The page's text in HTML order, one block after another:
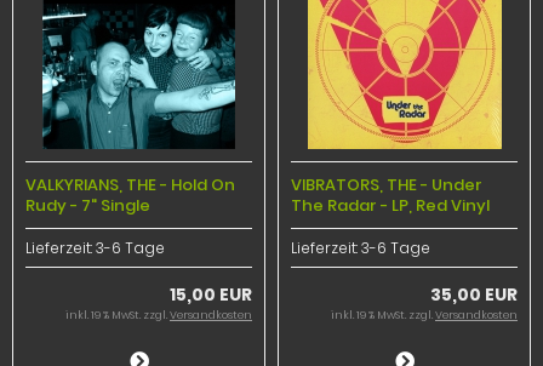
VALKYRIANS, THE - Hold On
Rudy - 7" Single
Lieferzeit:3-6 Tage
15,00 EUR
inkl. 19 % MwSt. zzgl.Versandkosten
VIBRATORS, THE - Under
The Radar - LP, Red Vinyl
Lieferzeit:3-6 Tage
35,00 EUR
inkl. 19 % MwSt. zzgl.Versandkosten